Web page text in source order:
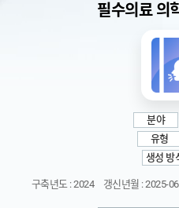
필수의료 의
분야
유형
생성 방
구축년도 : 2024 갱신년월 : 2025-06